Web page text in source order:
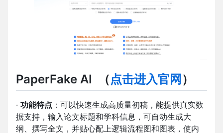
PaperFake AI （点击进入官网 ）
· 功能特点 ：可以快速生成高质量初稿，能提供真实数
据支持，输入论文标题和学科信息，可自动生成大
纲、撰写全文，并贴心配上逻辑流程图和图表，使内